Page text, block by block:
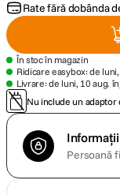
sony fx
8. card
9 dji mic mini
10. dji osmo
Rate fără dobânda
În stoc în magazin
Ridicare easybox: de
Livrare: de luni, 10 aug. în
Nu include un adaptor
Persoană